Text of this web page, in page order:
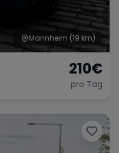
Mannheim (19 km)
210€
pro Tag